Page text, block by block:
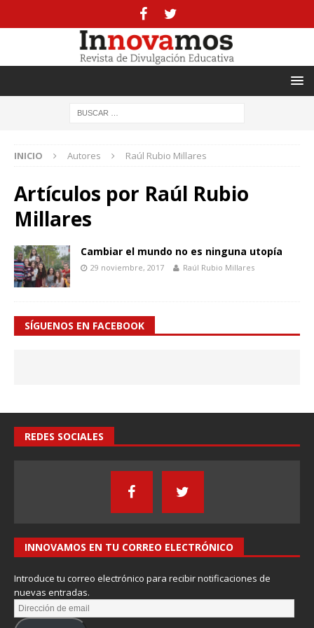
INICIO Autores Raúl Rubio Millares
Artículos por Raúl Rubio
Millares
Cambiar el mundo no es ninguna utopía
29 noviembre, 2017 Raúl Rubio Millares
SÍGUENOS EN FACEBOOK
REDES SOCIALES
INNOVAMOS EN TU CORREO ELECTRÓNICO
Introduce tu correo electrónico para recibir notificaciones de
nuevas entradas.